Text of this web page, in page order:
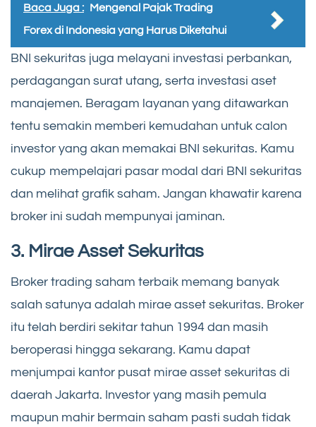
Baca Juga : Mengenal Pajak Trading
Forex di Indonesia yang Harus Diketahui
BNI sekuritas juga melayani investasi perbankan,
perdagangan surat utang, serta investasi aset
manajemen. Beragam layanan yang ditawarkan
tentu semakin memberi kemudahan untuk calon
investor yang akan memakai BNI sekuritas. Kamu
cukup mempelajari pasar modal dari BNI sekuritas
dan melihat grafik saham. Jangan khawatir karena
broker ini sudah mempunyai jaminan.
3. Mirae Asset Sekuritas
Broker trading saham terbaik memang banyak
salah satunya adalah mirae asset sekuritas. Broker
itu telah berdiri sekitar tahun 1994 dan masih
beroperasi hingga sekarang. Kamu dapat
menjumpai kantor pusat mirae asset sekuritas di
daerah Jakarta. Investor yang masih pemula
maupun mahir bermain saham pasti sudah tidak